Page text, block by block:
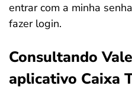
entrar com a minha
fazer login.
Consultando
aplicativo Caixa